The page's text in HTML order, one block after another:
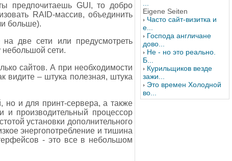
предпочитаешь GUI, то добро
RAID-массив, объединить
больше).
на две сети или предусмотреть
сети.
сайтов. А при необходимости
видите – штука полезная, штука
но и для принт-сервера, а также
производительный процессор
установки дополнительного
энергопотребление и тишина
- это все в небольшом
Eigene Seiten
Часто сайт-визитка и
е...
Господа англичане
дово...
Не - но это реально.
Б...
Курильщиков везде
зажи...
Это времен Холодной
во...